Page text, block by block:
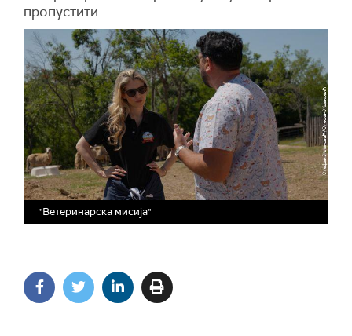
пропустити.
"Ветеринарска мисија"